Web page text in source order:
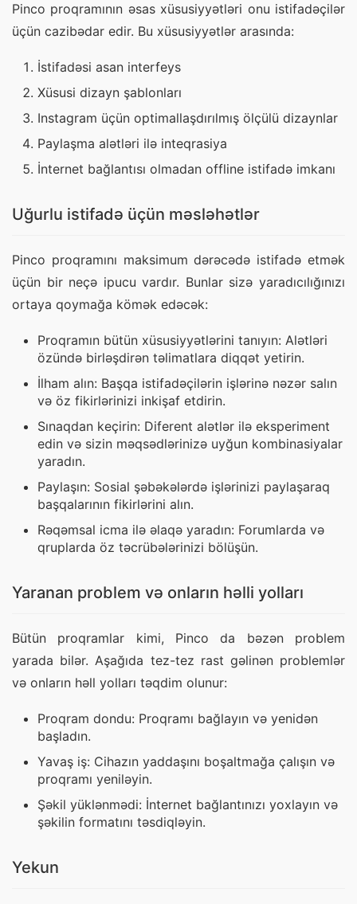
Pinco proqramının əsas xüsusiyyətləri onu istifadəçilər
üçün cazibədar edir. Bu xüsusiyyətlər arasında:
İstifadəsi asan interfeys
Xüsusi dizayn şablonları
Instagram üçün optimallaşdırılmış ölçülü dizaynlar
Paylaşma alətləri ilə inteqrasiya
İnternet bağlantısı olmadan offline istifadə imkanı
Uğurlu istifadə üçün məsləhətlər
Pinco proqramını maksimum dərəcədə istifadə etmək
üçün bir neçə ipucu vardır. Bunlar sizə yaradıcılığınızı
ortaya qoymağa kömək edəcək:
Proqramın bütün xüsusiyyətlərini tanıyın: Alətləri
özündə birləşdirən təlimatlara diqqət yetirin.
İlham alın: Başqa istifadəçilərin işlərinə nəzər salın
və öz fikirlərinizi inkişaf etdirin.
Sınaqdan keçirin: Diferent alətlər ilə eksperiment
edin və sizin məqsədlərinizə uyğun kombinasiyalar
yaradın.
Paylaşın: Sosial şəbəkələrdə işlərinizi paylaşaraq
başqalarının fikirlərini alın.
Rəqəmsal icma ilə əlaqə yaradın: Forumlarda və
qruplarda öz təcrübələrinizi bölüşün.
Yaranan problem və onların həlli yolları
Bütün proqramlar kimi, Pinco da bəzən problem
yarada bilər. Aşağıda tez-tez rast gəlinən problemlər
və onların həll yolları təqdim olunur:
Proqram dondu: Proqramı bağlayın və yenidən
başladın.
Yavaş iş: Cihazın yaddaşını boşaltmağa çalışın və
proqramı yeniləyin.
Şəkil yüklənmədi: İnternet bağlantınızı yoxlayın və
şəkilin formatını təsdiqləyin.
Yekun